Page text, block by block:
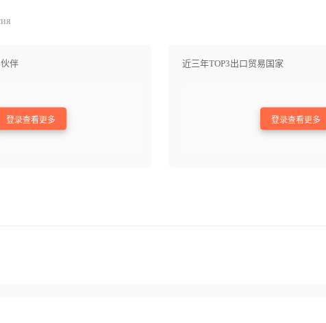
伴
登录查看更多
近三年TOP3出口贸易国家
登录查看更多